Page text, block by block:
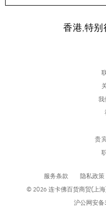
香港,特
贵
服务条款 隐私政策
© 2026 连卡佛百货商贸(上
沪公网安备